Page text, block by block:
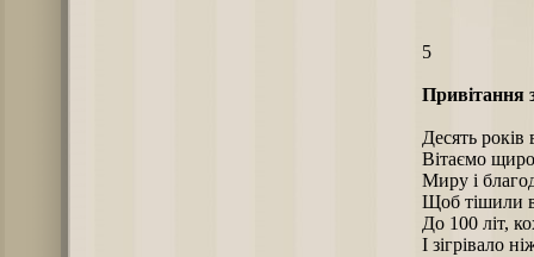
5
Привітання
Десять
Вітаємо
Миру і
Щоб тішили
До 100 літ,
І зігрівало